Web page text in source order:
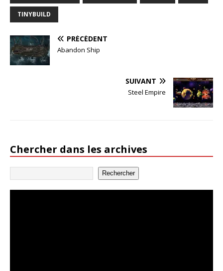
TINYBUILD
PRÉCÉDENT
Abandon Ship
SUIVANT
Steel Empire
Chercher dans les archives
Rechercher